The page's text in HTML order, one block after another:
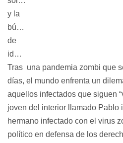
y la
búsqueda
de
identidad.
Tras una pandemia zombi que
días, el mundo enfrenta un
aquellos infectados que siguen
joven del interior llamado Pablo
hermano infectado con el virus
político en defensa de los